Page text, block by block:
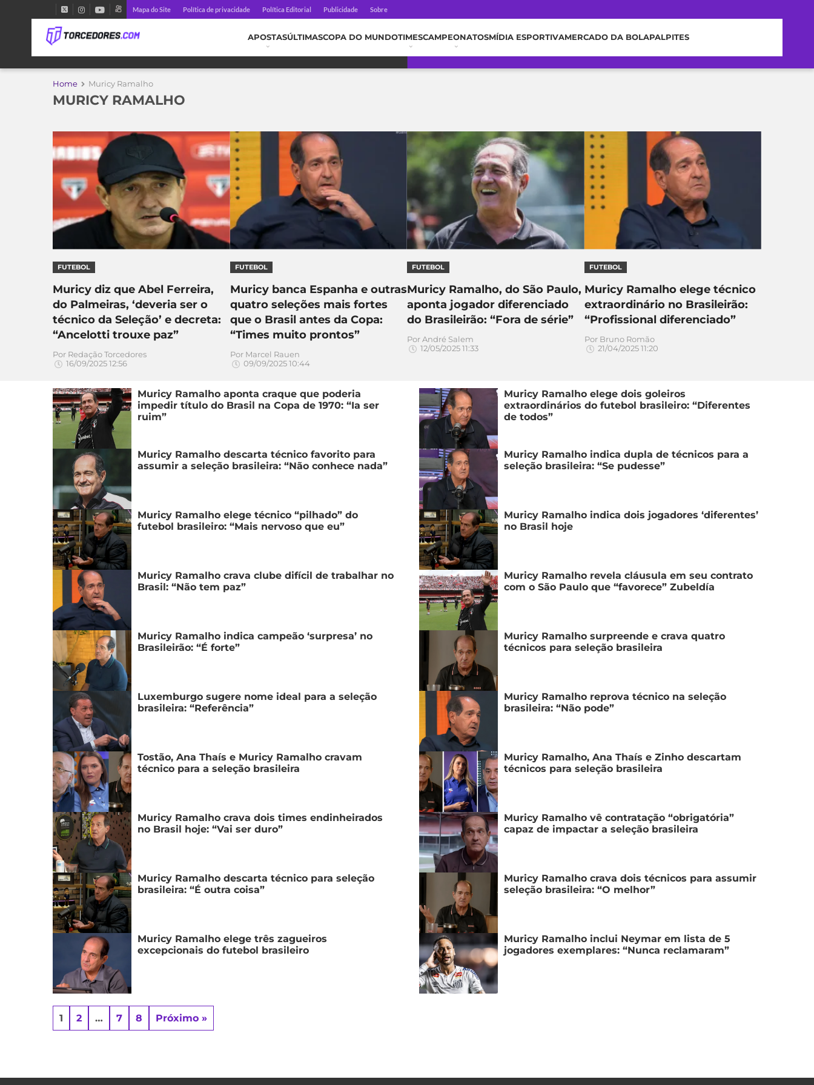
Mapa do Site Política de privacidade Política Editorial Publicidade Sobre
APOSTASÚLTIMASCOPA DO MUNDOTIMESCAMPEONATOSMÍDIA ESPORTIVAMERCADO DA BOLAPALPITES
Home Muricy Ramalho
MURICY RAMALHO
FUTEBOL
Muricy diz que Abel Ferreira,
do Palmeiras, ‘deveria ser o
técnico da Seleção’ e decreta:
“Ancelotti trouxe paz”
Por Redação Torcedores
16/09/2025 12:56
FUTEBOL
Muricy banca Espanha e outras
quatro seleções mais fortes
que o Brasil antes da Copa:
“Times muito prontos”
Por Marcel Rauen
09/09/2025 10:44
FUTEBOL
Muricy Ramalho, do São Paulo,
aponta jogador diferenciado
do Brasileirão: “Fora de série”
Por André Salem
12/05/2025 11:33
FUTEBOL
Muricy Ramalho elege técnico
extraordinário no Brasileirão:
“Profissional diferenciado”
Por Bruno Romão
21/04/2025 11:20
Muricy Ramalho aponta craque que poderia
impedir título do Brasil na Copa de 1970: “Ia ser
ruim”
Muricy Ramalho elege dois goleiros
extraordinários do futebol brasileiro: “Diferentes
de todos”
Muricy Ramalho descarta técnico favorito para
assumir a seleção brasileira: “Não conhece nada”
Muricy Ramalho indica dupla de técnicos para a
seleção brasileira: “Se pudesse”
Muricy Ramalho elege técnico “pilhado” do
futebol brasileiro: “Mais nervoso que eu”
Muricy Ramalho indica dois jogadores ‘diferentes’
no Brasil hoje
Muricy Ramalho crava clube difícil de trabalhar no
Brasil: “Não tem paz”
Muricy Ramalho revela cláusula em seu contrato
com o São Paulo que “favorece” Zubeldía
Muricy Ramalho indica campeão ‘surpresa’ no
Brasileirão: “É forte”
Muricy Ramalho surpreende e crava quatro
técnicos para seleção brasileira
Luxemburgo sugere nome ideal para a seleção
brasileira: “Referência”
Muricy Ramalho reprova técnico na seleção
brasileira: “Não pode”
Tostão, Ana Thaís e Muricy Ramalho cravam
técnico para a seleção brasileira
Muricy Ramalho, Ana Thaís e Zinho descartam
técnicos para seleção brasileira
Muricy Ramalho crava dois times endinheirados
no Brasil hoje: “Vai ser duro”
Muricy Ramalho vê contratação “obrigatória”
capaz de impactar a seleção brasileira
Muricy Ramalho descarta técnico para seleção
brasileira: “É outra coisa”
Muricy Ramalho crava dois técnicos para assumir
seleção brasileira: “O melhor”
Muricy Ramalho elege três zagueiros
excepcionais do futebol brasileiro
Muricy Ramalho inclui Neymar em lista de 5
jogadores exemplares: “Nunca reclamaram”
1 2 … 7 8 Próximo »